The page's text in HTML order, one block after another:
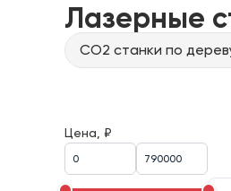
Лазерные
CO2 станки по
Цена, ₽